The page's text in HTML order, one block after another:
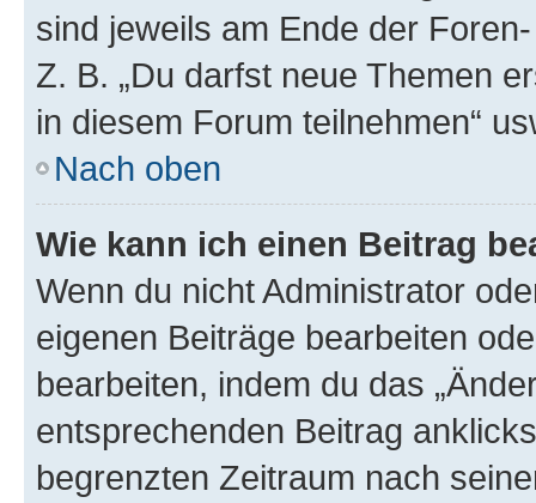
sind jeweils am Ende der
Z. B. „Du darfst neue Themen
in diesem Forum teilnehmen“
Nach oben
Wie kann ich einen Beitrag
Wenn du nicht Administrator
eigenen Beiträge bearbeiten
bearbeiten, indem du das
entsprechenden Beitrag
begrenzten Zeitraum nach